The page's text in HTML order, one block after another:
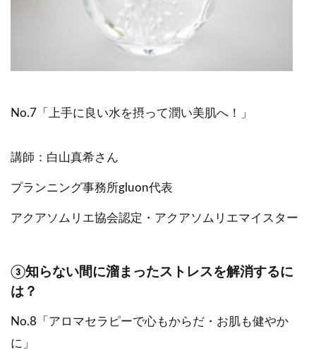
No.7「上手に良い水を摂って潤い美肌へ！」
講師：白山真希さん
プランニング事務所gluon代表
アクアソムリエ協会認定・アクアソムリエマイスター
③知らない間に溜まったストレスを解消するに
は？
No.8「アロマセラピーで心もからだ・お肌も健やか
に」